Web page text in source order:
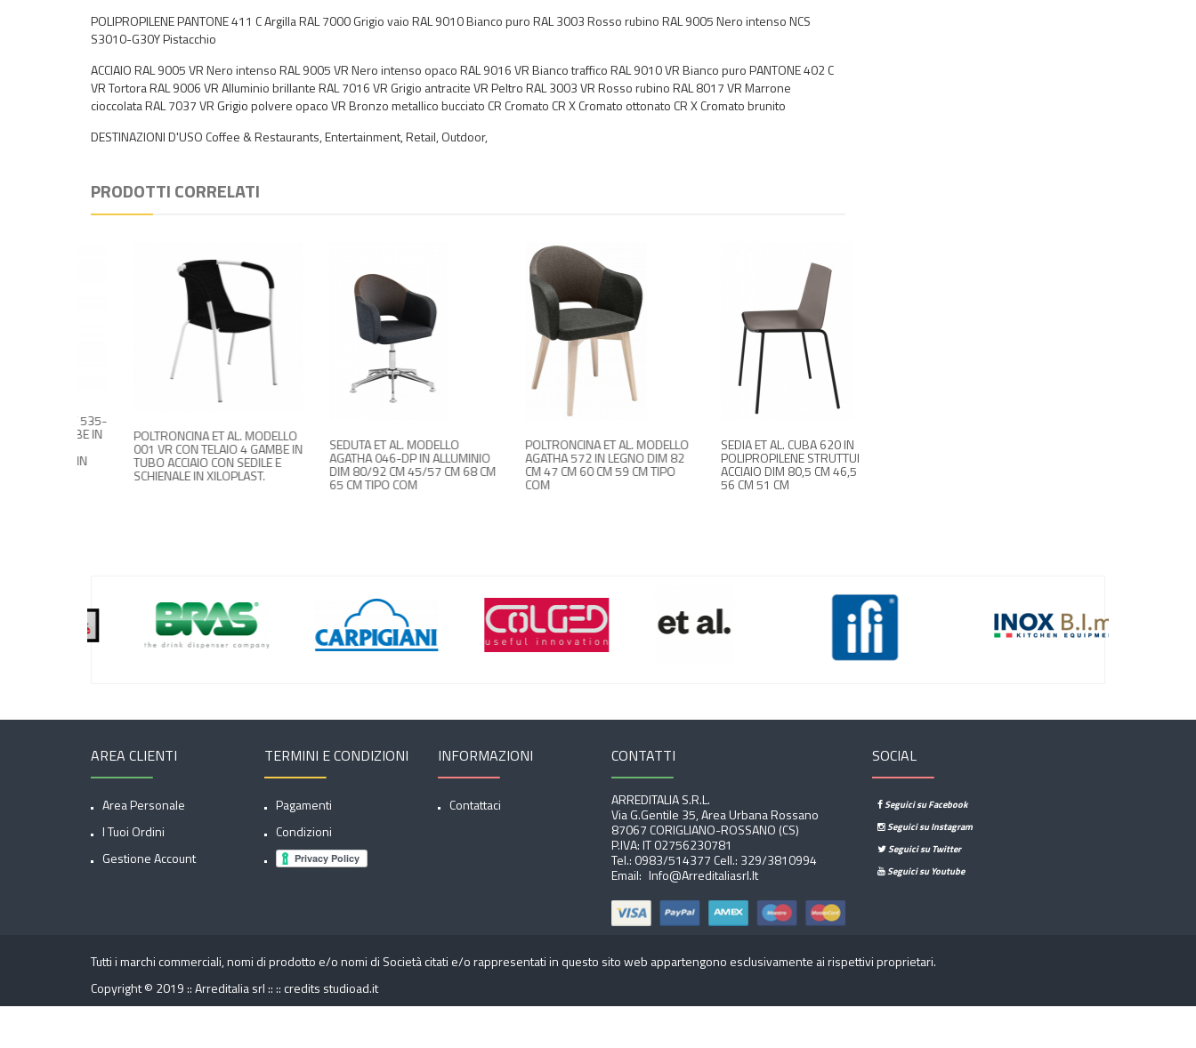
POLIPROPILENE PANTONE 411 C Argilla RAL 7000 Grigio vaio RAL 9010 Bianco puro RAL 3003 Rosso rubino RAL 9005 Nero intenso NCS
S3010-G30Y Pistacchio
ACCIAIO RAL 9005 VR Nero intenso RAL 9005 VR Nero intenso opaco RAL 9016 VR Bianco traffico RAL 9010 VR Bianco puro PANTONE 402 C
VR Tortora RAL 9006 VR Alluminio brillante RAL 7016 VR Grigio antracite VR Peltro RAL 3003 VR Rosso rubino RAL 8017 VR Marrone
cioccolata RAL 7037 VR Grigio polvere opaco VR Bronzo metallico bucciato CR Cromato CR X Cromato ottonato CR X Cromato brunito
DESTINAZIONI D'USO Coffee & Restaurants, Entertainment, Retail, Outdoor,
PRODOTTI CORRELATI
POLTRONCINA ET AL. MODELLO
001 VR CON TELAIO 4 GAMBE IN
TUBO ACCIAIO CON SEDILE E
SCHIENALE IN XILOPLAST.
SEDUTA ET AL. MODELLO
AGATHA 046-DP IN ALLUMINIO
DIM 80/92 CM 45/57 CM 68 CM
65 CM TIPO COM
POLTRONCINA ET AL. MODELLO
AGATHA 572 IN LEGNO DIM 82
CM 47 CM 60 CM 59 CM TIPO
SEDIA ET AL. CUBA 620 IN
POLIPROPILENE STRUTTURA IN
ACCIAIO DIM 80,5 CM 46,5 CM
56 CM 51 CM
AREA CLIENTI
Area Personale
I Tuoi Ordini
Gestione Account
TERMINI E CONDIZIONI
Pagamenti
Condizioni
INFORMAZIONI
Contattaci
CONTATTI
ARREDITALIA S.r.l.
Via G.Gentile 35, Area Urbana Rossano
87067 CORIGLIANO-ROSSANO (CS)
P.IVA: IT 02756230781
Tel.: 0983/514377 Cell.: 329/3810994
Email: Info@arreditaliasrl.it
SOCIAL
Seguici su Facebook
Seguici su Instagram
Seguici su Twitter
Seguici su Youtube
Tutti i marchi commerciali, nomi di prodotto e/o nomi di Società citati e/o rappresentati in questo sito web appartengono esclusivamente ai rispettivi proprietari.
Copyright © 2019 :: Arreditalia srl :: ::credits studioad.it